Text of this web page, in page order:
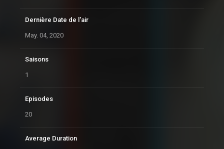
Dernière Date de l'air
May. 04, 2020
Saisons
1
Episodes
20
Average Duration